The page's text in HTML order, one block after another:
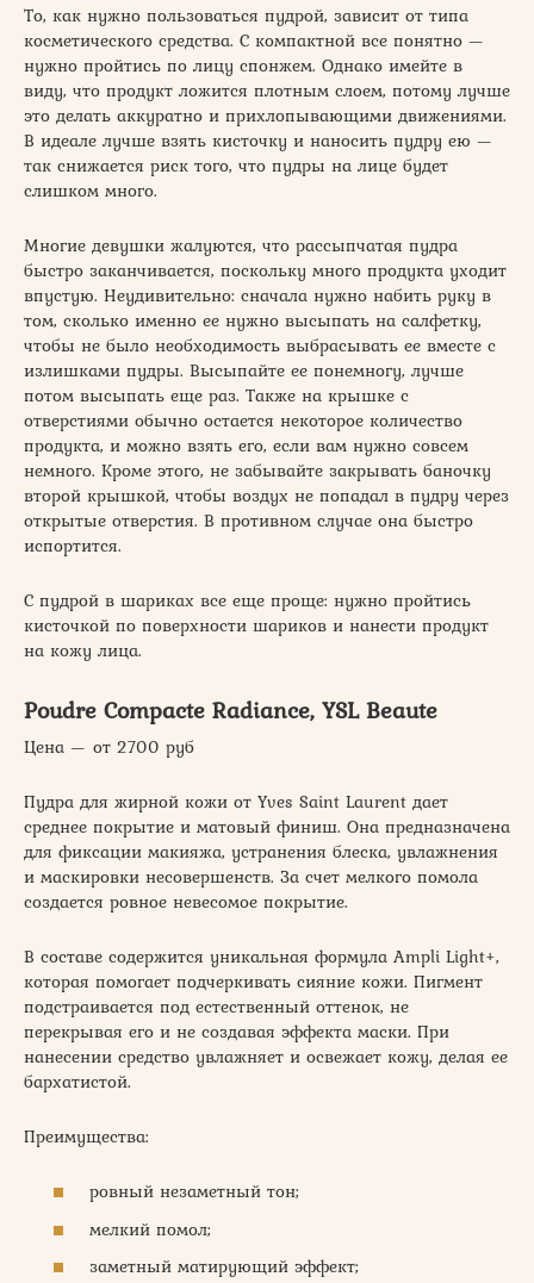
То, как нужно пользоваться пудрой, зависит от типа
косметического средства. С компактной все понятно —
нужно пройтись по лицу спонжем. Однако имейте в
виду, что продукт ложится плотным слоем, потому лучше
это делать аккуратно и прихлопывающими движениями.
В идеале лучше взять кисточку и наносить пудру ею —
так снижается риск того, что пудры на лице будет
слишком много.
Многие девушки жалуются, что рассыпчатая пудра
быстро заканчивается, поскольку много продукта уходит
впустую. Неудивительно: сначала нужно набить руку в
том, сколько именно ее нужно высыпать на салфетку,
чтобы не было необходимость выбрасывать ее вместе с
излишками пудры. Высыпайте ее понемногу, лучше
потом высыпать еще раз. Также на крышке с
отверстиями обычно остается некоторое количество
продукта, и можно взять его, если вам нужно совсем
немного. Кроме этого, не забывайте закрывать баночку
второй крышкой, чтобы воздух не попадал в пудру через
открытые отверстия. В противном случае она быстро
испортится.
С пудрой в шариках все еще проще: нужно пройтись
кисточкой по поверхности шариков и нанести продукт
на кожу лица.
Poudre Compacte Radiance, YSL Beaute
Цена — от 2700 руб
Пудра для жирной кожи от Yves Saint Laurent дает
среднее покрытие и матовый финиш. Она предназначена
для фиксации макияжа, устранения блеска, увлажнения
и маскировки несовершенств. За счет мелкого помола
создается ровное невесомое покрытие.
В составе содержится уникальная формула Ampli Light+,
которая помогает подчеркивать сияние кожи. Пигмент
подстраивается под естественный оттенок, не
перекрывая его и не создавая эффекта маски. При
нанесении средство увлажняет и освежает кожу, делая ее
бархатистой.
Преимущества:
ровный незаметный тон;
мелкий помол;
заметный матирующий эффект;